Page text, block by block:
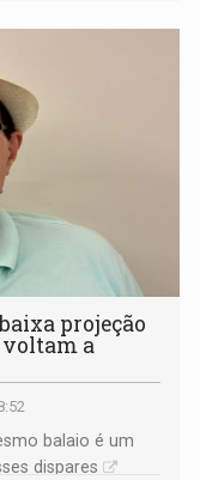
baixa projeção
voltam a
balaio é um
dispares